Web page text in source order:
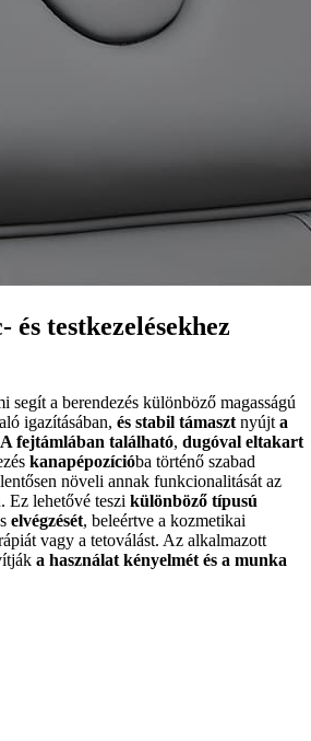
és testkezelésekhez
segít a berendezés különböző magasságú
igazításában,és stabil támaszt nyújta
A fejtámlában található,dugóval eltakart
kanapépozícióba történő szabad
növeli annak funkcionalitását az
Ez lehetővé teszikülönböző típusú
elvégzését, beleértve a kozmetikai
vagy a tetoválást. Az alkalmazott
a használat kényelmét és a munka